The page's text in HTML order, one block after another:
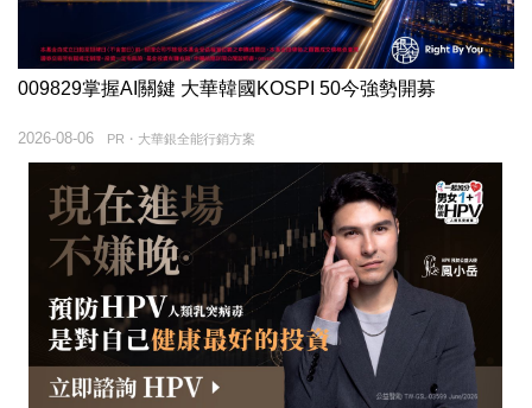
009829掌握AI關鍵 大華韓國KOSPI 50今強勢開募
PR・大華銀全能行銷方案
2026-08-06